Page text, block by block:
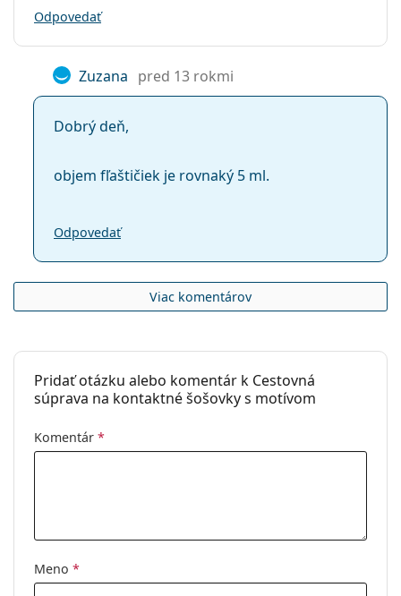
Odpovedať
Zuzana pred 13 rokmi
Dobrý deň,
objem fľaštičiek je rovnaký 5 ml.
Odpovedať
Viac komentárov
Pridať otázku alebo komentár k Cestovná
súprava na kontaktné šošovky s motívom
Komentár *
Meno *